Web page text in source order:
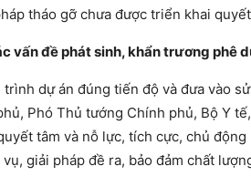
tháo gỡ chưa được triển khai
vấn đề phát sinh, khẩn trương phê
dự án đúng tiến độ và đưa vào
Phó Thủ tướng Chính phủ, Bộ Y
tâm và nỗ lực, tích cực, chủ
giải pháp đề ra, bảo đảm chất